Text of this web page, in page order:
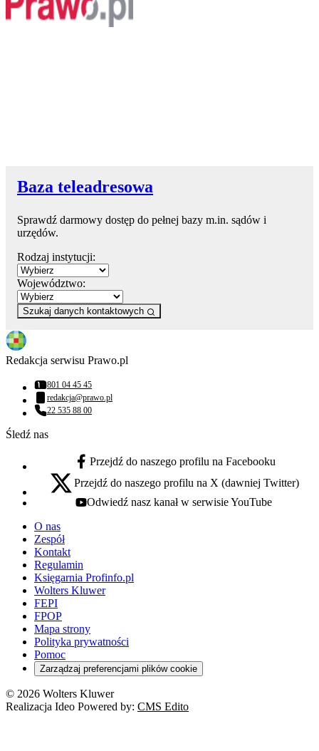
Baza teleadresowa
Sprawdź darmowy dostęp do pełnej bazy m.in. sądów i
urzędów.
Rodzaj instytucji:
Województwo:
Szukaj danych kontaktowych
Redakcja serwisu Prawo.pl
Numer telefonu:
801 04 45 45
Adres email:
redakcja@prawo.pl
Numer telefonu:
22 535 88 00
Śledź nas
facebook - otwiera się w nowej karcie
Przejdź do naszego profilu na Facebooku
x - otwiera się w nowej karcie
Przejdź do naszego profilu na X (dawniej Twitter)
youtube - otwiera się w nowej karcie
Odwiedź nasz kanał w serwisie YouTube
O nas
Zespół
Kontakt
Regulamin
Księgarnia Profinfo.pl
Wolters Kluwer
FEPI
FPOP
Mapa strony
Polityka prywatności
Pomoc
Zarządzaj preferencjami plików cookie
© 2026 Wolters Kluwer
Realizacja Ideo Powered by: CMS Edito